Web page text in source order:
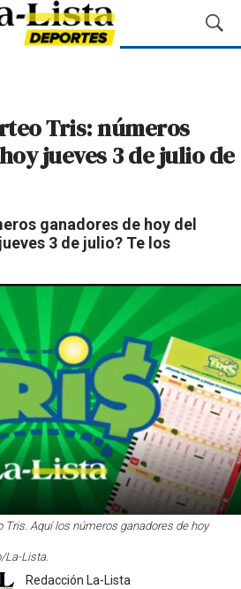
M
o
r
B
a
Tris: números
jueves 3 de julio de
ganadores de hoy del
3 de julio? Te los
Tris. Aquí los números ganadores de hoy
La-Lista.
Redacción La-Lista